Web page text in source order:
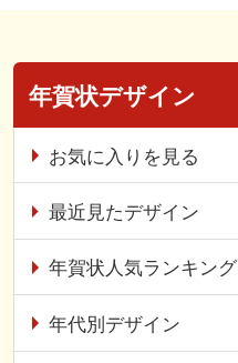
年賀状デザイン
お気に入りを見る
最近見たデザイン
年賀状人気ランキング
年代別デザイン